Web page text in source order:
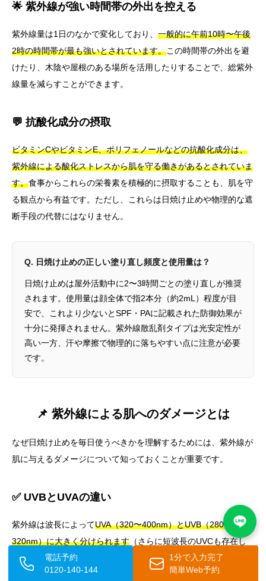
🌟 紫外線が強い時間帯の外出を控える
紫外線量は1日のなかで変化しており、 一般的に午前10時〜午後
2時の時間帯が最も強いとされています。この時間帯の外出を避
けたり、木陰や屋根のある場所を活用したりすることで、総紫外
線量を減らすことができます。
💬 抗酸化成分の摂取
ビタミンCやビタミンE、ポリフェノールなどの抗酸化成分は、
紫外線による酸化ストレスから肌を守る働きがあるとされていま
す。食事からこれらの栄養素を積極的に摂取することも、肌を守
る観点から有益です。ただし、これらは日焼け止めや物理的な遮
断手段の代替にはなりません。
Q. 日焼け止めの正しい塗り直し頻度と使用量は？
日焼け止めは屋外活動中に2〜3時間ごとの塗り直しが推奨
されます。使用量は顔全体で指2本分（約2mL）程度が目
安で、これより少ないとSPF・PAに記載された防御効果が
十分に発揮されません。紫外線散乱剤タイプは光安定性が
高い一方、汗や摩擦で物理的に落ちやすい点に注意が必要
です。
📌 紫外線による肌へのダメージとは
なぜ日焼け止めを毎日使うべきかを理解するためには、紫外線が
肌に与えるダメージについて知っておくことが重要です。
✅ UVBとUVAの違い
紫外線は波長によってUVA（320〜400nm）とUVB（280〜
320nm）に大きく分けられます （さらに短波長のUVCも存在し
ますが、オゾン層によってほぼ遮断されるため地表にはほとんど
届きません）。
電話予約
0120-140-144
1分で入力完了
簡単Web予約